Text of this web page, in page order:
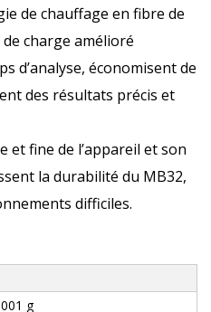
de chauffage en fibre de
charge amélioré
d’analyse, économisent de
des résultats précis et
et fine de l’appareil et son
la durabilité du MB32,
difficiles.
g